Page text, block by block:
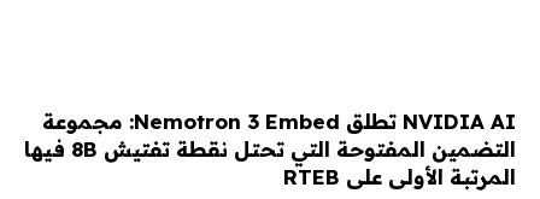
NVIDIA AI تطلق Nemotron 3 Embed: مجموعة
التضمين المفتوحة التي تحتل نقطة تفتيش 8B فيها
المرتبة الأولى على RTEB